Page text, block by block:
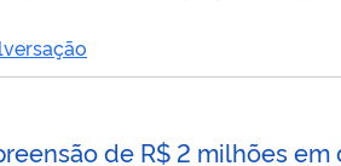
de R$ 2 milhões